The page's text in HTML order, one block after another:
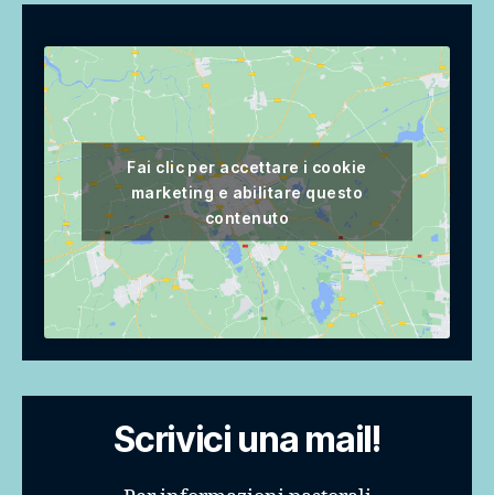
Fai clic per accettare i cookie
marketing e abilitare questo
contenuto
Scrivici una mail!